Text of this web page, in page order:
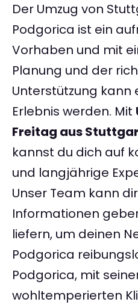
Der Umzug von
Podgorica ist ein
Vorhaben und mit
Planung und der
Unterstützung kann
Erlebnis werden. Mit
Freitag aus
kannst du dich auf
und langjährige
Unser Team kann
Informationen
liefern, um deinen
Podgorica
Podgorica, mit
wohltemperierten